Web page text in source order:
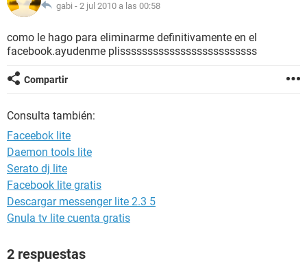
gabi - 2 jul 2010 a las 00:58
como le hago para eliminarme definitivamente en el
facebook.ayudenme plisssssssssssssssssssssssss
Compartir
Consulta también:
Faceebok lite
Daemon tools lite
Serato dj lite
Facebook lite gratis
Descargar messenger lite 2.3 5
Gnula tv lite cuenta gratis
2 respuestas